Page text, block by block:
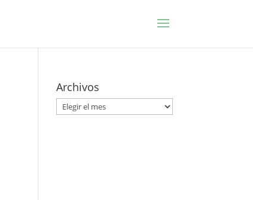
Archivos
Archivos